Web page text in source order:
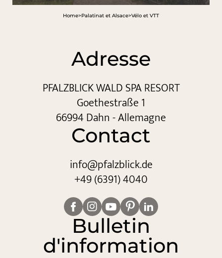
Home>Palatinat et Alsace>Vélo et VTT
Adresse
PFALZBLICK WALD SPA RESORT
Goethestraße 1
66994 Dahn - Allemagne
Contact
info@pfalzblick.de
+49 (6391) 4040
Bulletin
d'information